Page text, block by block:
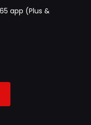
app (Plus &